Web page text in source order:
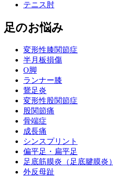
テニス肘
足のお悩み
変形性膝関節症
半月板損傷
O脚
ランナー膝
鵞足炎
変形性股関節症
股関節痛
骨端症
成長痛
シンスプリント
偏平足・扁平足
足底筋膜炎（足底腱膜炎）
外反母趾